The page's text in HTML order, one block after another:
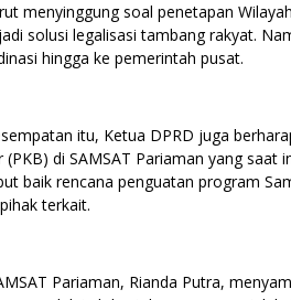
menyinggung soal penetapan
solusi legalisasi tambang rakyat.
hingga ke pemerintah pusat.
itu, Ketua DPRD juga
di SAMSAT Pariaman yang saat
baik rencana penguatan program
terkait.
Pariaman, Rianda Putra,